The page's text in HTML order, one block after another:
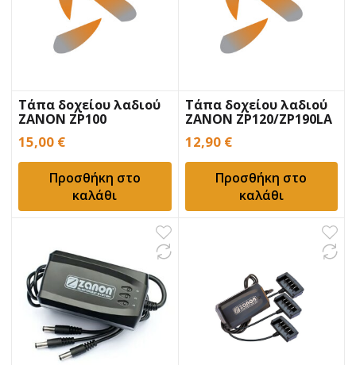
Τάπα δοχείου λαδιού
ZANON ZP100
15,00 €
Προσθήκη στο
καλάθι
Τάπα δοχείου λαδιού
ZANON ZP120/ZP190LA
12,90 €
Προσθήκη στο
καλάθι